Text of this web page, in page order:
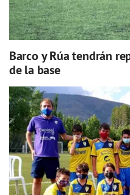
Barco y Rúa tendrán
de la base